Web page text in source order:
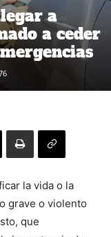
a
a ceder
la vida o la
grave o violento
que